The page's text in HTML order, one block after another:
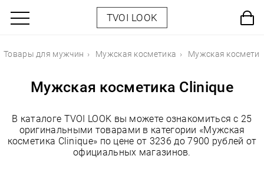
TVOI LOOK
Товары для мужчин Мужская косметика Мужская
Мужская косметика Clinique
В каталоге TVOI LOOK вы можете ознакомиться с 25
оригинальными товарами в категории «Мужская
косметика Clinique» по цене от 3236 до 7900 рублей от
официальных магазинов.